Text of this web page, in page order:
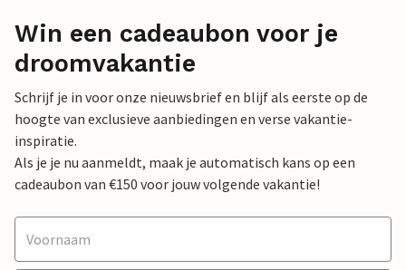
Win een cadeaubon voor je
droomvakantie
Schrijf je in voor onze nieuwsbrief en blijf als eerste op de
hoogte van exclusieve aanbiedingen en verse vakantie-
inspiratie.
Als je je nu aanmeldt, maak je automatisch kans op een
cadeaubon van €150 voor jouw volgende vakantie!